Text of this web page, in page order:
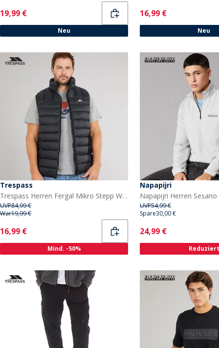
Current
19,99 €
Neu
Current
16,99 €
Neu
Trespass
Trespass Herren Fergal Mikro Stepp Weste Schwarz
UVP84,99 €
War19,99 €
Current
16,99 €
Mind. -50%
Napapijri
UVP54,99 €
Spare30,00 €
Current
24,99 €
Reduziert